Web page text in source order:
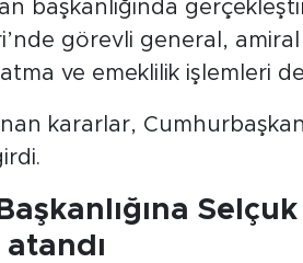
başkanlığında
görevli general, amiral
ve emeklilik işlemleri
kararlar,
Selçuk